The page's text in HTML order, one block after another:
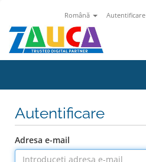
Română Autentificare
Autentificare
Adresa e-mail